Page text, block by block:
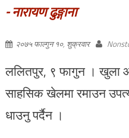
- नारायण ढुङ्गाना
२०७५ फाल्गुन १०, शुक्रवार
ललितपुर, ९ फागुन । खुला
साहसिक खेलमा रमाउन
धाउनु पर्दैन ।